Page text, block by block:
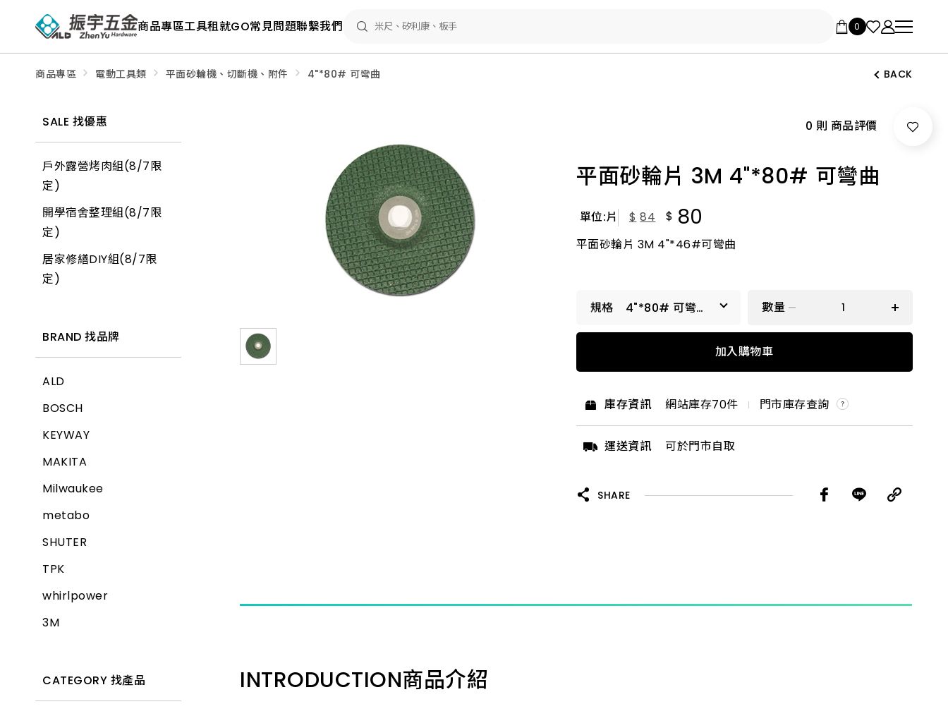
專
商品專區工具租就GO常見問題聯繫我們
商品專區 電動工具類 平面砂輪機、切斷機、附件 4"*80# 可彎曲 BACK
SALE 找優惠
戶外露營烤肉組(8/7限
定)
開學宿舍整理組(8/7限
定)
居家修繕DIY組(8/7限
定)
BRAND 找品牌
ALD
BOSCH
KEYWAY
MAKITA
Milwaukee
metabo
SHUTER
TPK
whirlpower
3M
CATEGORY 找產品
0 則 商品評價
平面砂輪片 3M 4"*80# 可彎曲
單位:片 $ 84 $ 80
平面砂輪片 3M 4"*46#可彎曲
4"*80# 可彎
4"*36# 可彎曲
數量
加入購物車
庫存資訊 網站庫存70件 門市庫存查詢
運送資訊 可於門市自取
SHARE
INTRODUCTION商品介紹